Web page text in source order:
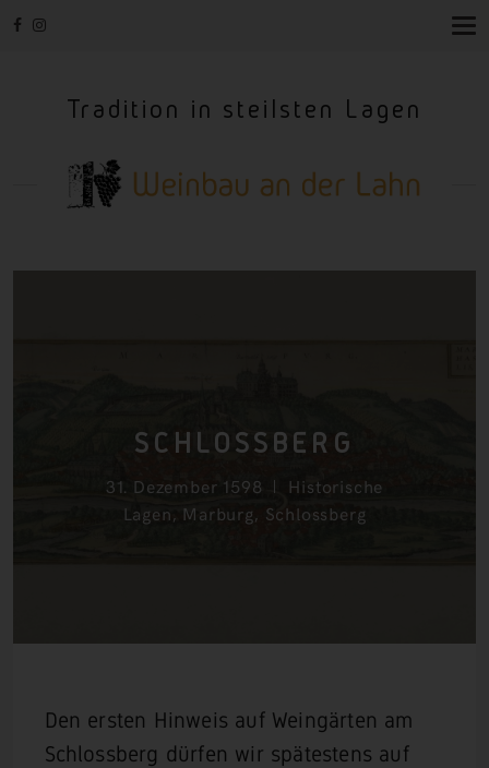
T
Tradition in steilsten Lagen
SCHLOSSBERG
31. Dezember 1598
Historische
Lagen, Marburg, Schlossberg
Den ersten Hinweis auf Weingärten am
Schlossberg dürfen wir spätestens auf